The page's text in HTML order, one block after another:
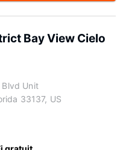
Bay View Cielo
Unit
33137, US